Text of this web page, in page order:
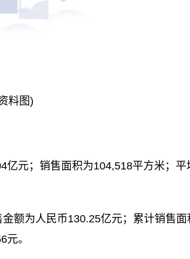
料图)
亿元；销售面积为104,518平方米；平
额为人民币130.25亿元；累计销售面
。